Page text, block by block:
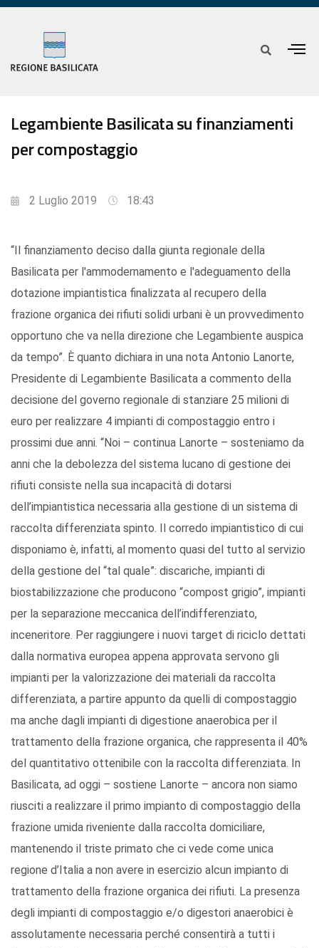
Legambiente Basilicata su finanziamenti
per compostaggio
2 Luglio 2019 18:43
“Il finanziamento deciso dalla giunta regionale della
Basilicata per l'ammodernamento e l'adeguamento della
dotazione impiantistica finalizzata al recupero della
frazione organica dei rifiuti solidi urbani è un provvedimento
opportuno che va nella direzione che Legambiente auspica
da tempo”. È quanto dichiara in una nota Antonio Lanorte,
Presidente di Legambiente Basilicata a commento della
decisione del governo regionale di stanziare 25 milioni di
euro per realizzare 4 impianti di compostaggio entro i
prossimi due anni. “Noi – continua Lanorte – sosteniamo da
anni che la debolezza del sistema lucano di gestione dei
rifiuti consiste nella sua incapacità di dotarsi
dell’impiantistica necessaria alla gestione di un sistema di
raccolta differenziata spinto. Il corredo impiantistico di cui
disponiamo è, infatti, al momento quasi del tutto al servizio
della gestione del “tal quale”: discariche, impianti di
biostabilizzazione che producono “compost grigio”, impianti
per la separazione meccanica dell’indifferenziato,
inceneritore. Per raggiungere i nuovi target di riciclo dettati
dalla normativa europea appena approvata servono gli
impianti per la valorizzazione dei materiali da raccolta
differenziata, a partire appunto da quelli di compostaggio
ma anche dagli impianti di digestione anaerobica per il
trattamento della frazione organica, che rappresenta il 40%
del quantitativo ottenibile con la raccolta differenziata. In
Basilicata, ad oggi – sostiene Lanorte – ancora non siamo
riusciti a realizzare il primo impianto di compostaggio della
frazione umida riveniente dalla raccolta domiciliare,
mantenendo il triste primato che ci vede come unica
regione d’Italia a non avere in esercizio alcun impianto di
trattamento della frazione organica dei rifiuti. La presenza
degli impianti di compostaggio e/o digestori anaerobici è
assolutamente necessaria perché consentirà a tutti i